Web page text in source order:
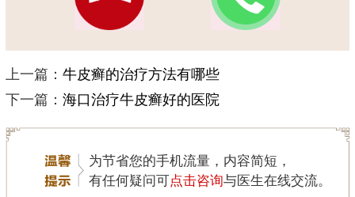
上一篇： 牛皮癣的治疗方法有哪些
下一篇： 海口治疗牛皮癣好的医院
为节省您的手机流量，内容简短，
有任何疑问可点击咨询与医生在线交流。